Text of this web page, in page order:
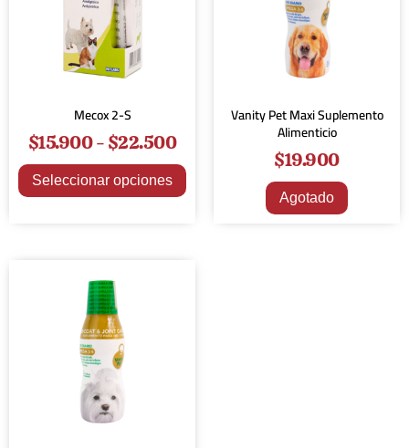
Mecox 2-S
$15.900-$22.500
Seleccionar opciones
Vanity Pet Maxi Suplemento
Alimenticio
$19.900
Agotado